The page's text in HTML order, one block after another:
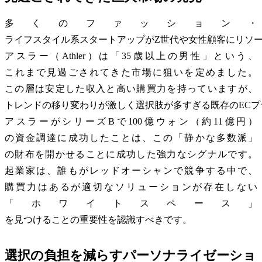
多くのファッション・
ライフスタイル系スタートアップがZ世代や女性顧客にリソ
アスラー（Athler）は「35歳以上の男性」という、
これまで見過ごされてきた市場に狙いを定めました。
この層は安定した収入と高い購買力を持っていますが、
トレンドの移り変わりが激しく選択肢が多すぎる既存のEC
アスラーがシリーズBで100億ウォン（約11億円）
の資金調達に成功したことは、この「静かな多数派」
の財布を開かせることに成功した強力なシグナルです。
起業家は、誰もがレッドオーシャンで競争する中で、
購買力はあるが適切なソリューションが存在しない
「ホワイトスペース」
を見つけることの重要性を認識すべきです。
選択の負担を減らすパーソナライゼーショ